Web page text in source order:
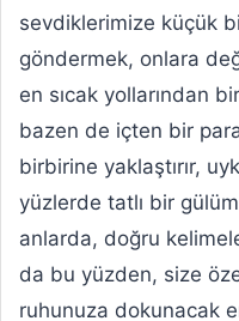
sevdiklerimize küçük
göndermek, onlara
en sıcak yollarından
bazen de içten bir
birbirine yaklaştırır,
yüzlerde tatlı bir
anlarda, doğru
da bu yüzden, size
ruhunuza dokunacak